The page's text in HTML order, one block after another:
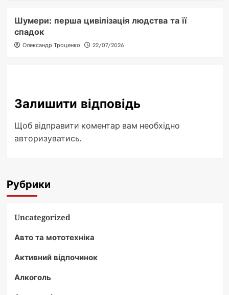
Шумери: перша цивілізація людства та її
спадок
Олександр Троценко 22/07/2026
Залишити відповідь
Щоб відправити коментар вам необхідно
авторизуватись.
Рубрики
Uncategorized
Авто та мототехніка
Активний відпочинок
Алкоголь